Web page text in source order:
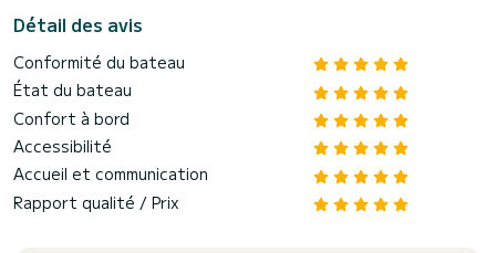
Détail des avis
Conformité du bateau
État du bateau
Confort à bord
Accessibilité
Accueil et communication
Rapport qualité / Prix